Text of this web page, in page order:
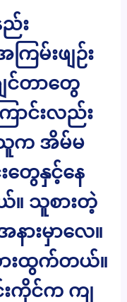
း
မ်းဖျဉ်း
င်တာတွေ
ောင်းလည်း
က အိမ်မ
တွေနှင့်နေ
သူစားတဲ့
ားမှာလေ။
ားထွက်တယ်။
ကိုင်က ကျ